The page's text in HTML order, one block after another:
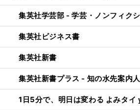
集英社学芸部 - 学芸・ノンフィク
集英社ビジネス書
集英社新書
集英社新書プラス - 知の水先案内人
1日5分で、明日は変わる よみタ